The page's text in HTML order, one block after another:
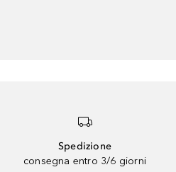
Spedizione
consegna entro 3/6 giorni